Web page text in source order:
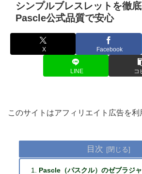
シンプルブレスレットを徹底
Pascle公式品質で安心
X Facebook
LINE コ
このサイトはアフィリエイト広告を
目次
Pascle（パスクル）のゼブラジ